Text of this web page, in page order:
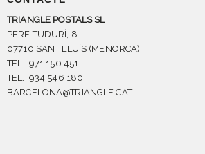
TRIANGLE POSTALS SL
PERE TUDURÍ, 8
07710 SANT LLUÍS (MENORCA)
TEL.: 971 150 451
TEL.: 934 546 180
BARCELONA@TRIANGLE.CAT